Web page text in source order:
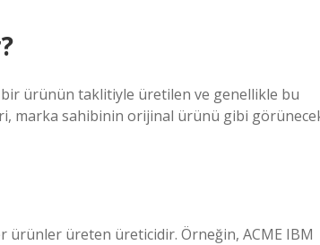
ürünün taklitiyle üretilen ve genellikle bu
marka sahibinin orijinal ürünü gibi
ürünler üreten üreticidir. Örneğin, ACME IBM